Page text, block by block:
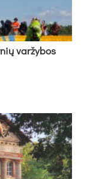
var­žy­bos